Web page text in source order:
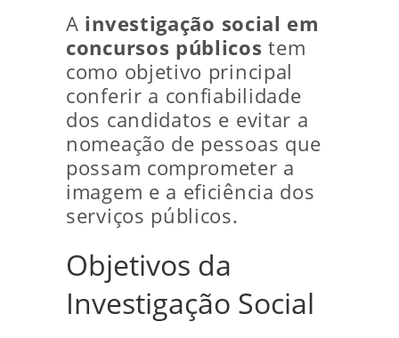
A investigação social em
concursos públicos tem
como objetivo principal
conferir a confiabilidade
dos candidatos e evitar a
nomeação de pessoas que
possam comprometer a
imagem e a eficiência dos
serviços públicos.
Objetivos da
Investigação Social